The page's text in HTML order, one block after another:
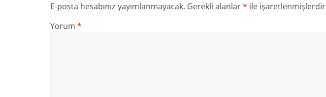
E-posta hesabınız yayımlanmayacak. Gerekli alanlar* ile işaretlenmişlerdir
Yorum *